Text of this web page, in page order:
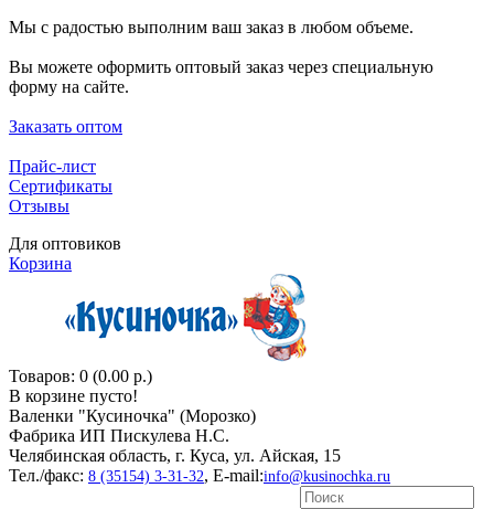
Мы с радостью выполним ваш заказ в любом объеме.
Вы можете оформить оптовый заказ через специальную
форму на сайте.
Заказать оптом
Прайс-лист
Сертификаты
Отзывы
Для оптовиков
Корзина
Товаров: 0 (0.00 р.)
В корзине пусто!
Валенки "Кусиночкa" (Морозко)
Фабрика ИП Пискулева Н.С.
Челябинская область, г. Куса, ул. Айская, 15
Тел./факс: 8 (35154) 3-31-32, E-mail:info@kusinochka.ru